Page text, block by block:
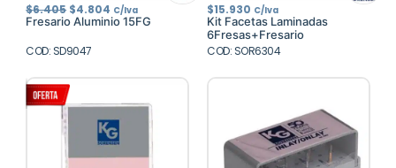
$6.405 El
precio
original
$6.405.
$4.804 El
precio
actual
C/Iva
Fresario Aluminio 15FG
COD: SD9047
$15.930 C/Iva
Kit Facetas Laminadas
6Fresas+Fresario
COD: SOR6304